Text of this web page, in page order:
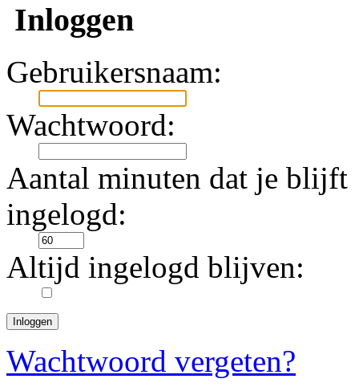
Inloggen
Gebruikersnaam:
Wachtwoord:
Aantal minuten dat je blijft
ingelogd:
Altijd ingelogd blijven:
Wachtwoord vergeten?